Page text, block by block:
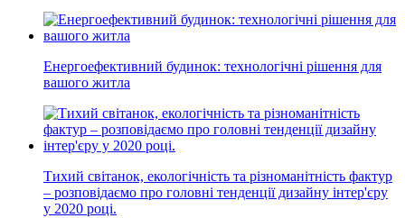
Енергоефективний будинок: технологічні рішення для
вашого житла
Тихий світанок, екологічність та різноманітність фактур
– розповідаємо про головні тенденції дизайну інтер'єру
у 2020 році.